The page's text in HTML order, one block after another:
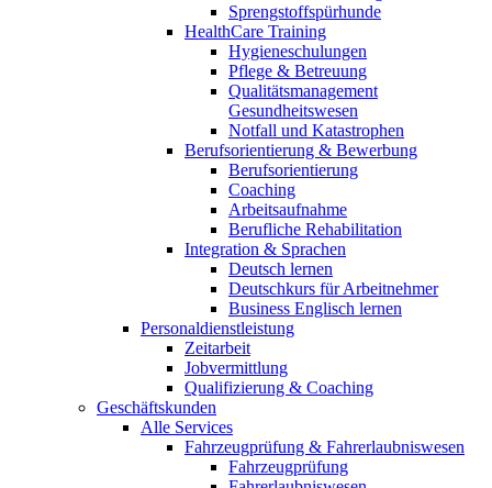
Sprengstoffspürhunde
HealthCare Training
Hygieneschulungen
Pflege & Betreuung
Qualitätsmanagement
Gesundheitswesen
Notfall und Katastrophen
Berufsorientierung & Bewerbung
Berufsorientierung
Coaching
Arbeitsaufnahme
Berufliche Rehabilitation
Integration & Sprachen
Deutsch lernen
Deutschkurs für Arbeitnehmer
Business Englisch lernen
Personaldienstleistung
Zeitarbeit
Jobvermittlung
Qualifizierung & Coaching
Geschäftskunden
Alle Services
Fahrzeugprüfung & Fahrerlaubniswesen
Fahrzeugprüfung